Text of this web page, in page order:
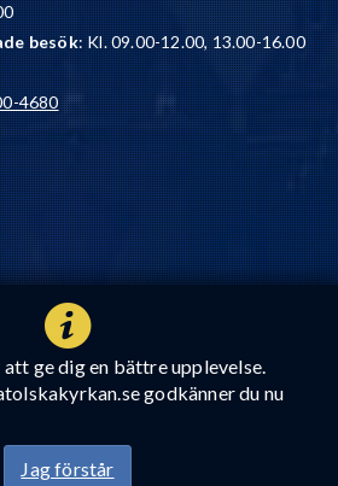
ge dig en bättre upplevelse.
godkänner du nu
Jag förstår
besök: Kl. 09.00-12.00, 13.00-16.00
4680